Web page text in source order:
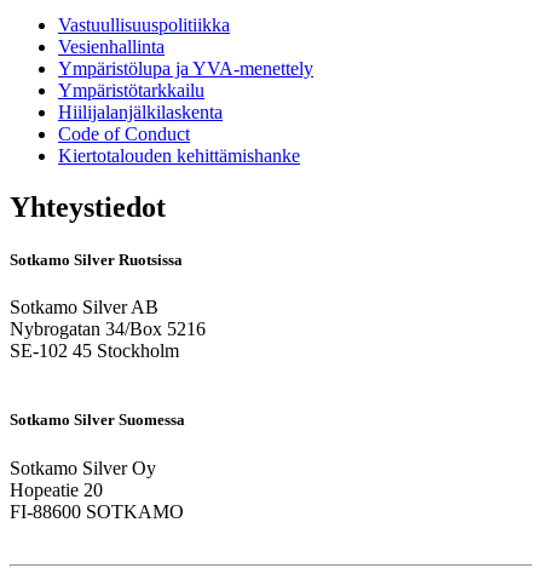
Vastuullisuuspolitiikka
Vesienhallinta
Ympäristölupa ja YVA-menettely
Ympäristötarkkailu
Hiilijalanjälkilaskenta
Code of Conduct
Kiertotalouden kehittämishanke
Yhteystiedot
Sotkamo Silver Ruotsissa
Sotkamo Silver AB
Nybrogatan 34/Box 5216
SE-102 45 Stockholm
Sotkamo Silver Suomessa
Sotkamo Silver Oy
Hopeatie 20
FI-88600 SOTKAMO